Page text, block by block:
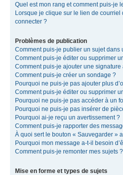
Quel est mon rang et comment puis-je
Lorsque je clique sur le lien de courriel
connecter ?
Problèmes de publication
Comment puis-je publier un sujet dans
Comment puis-je éditer ou supprimer
Comment puis-je ajouter une signature
Comment puis-je créer un sondage ?
Pourquoi ne puis-je pas ajouter plus
Comment puis-je éditer ou supprimer
Pourquoi ne puis-je pas accéder à un
Pourquoi ne puis-je pas insérer de
Pourquoi ai-je reçu un avertissement ?
Comment puis-je rapporter des
À quoi sert le bouton « Sauvegarder »
Pourquoi mon message a-t-il besoin
Comment puis-je remonter mes sujets ?
Mise en forme et types de sujets